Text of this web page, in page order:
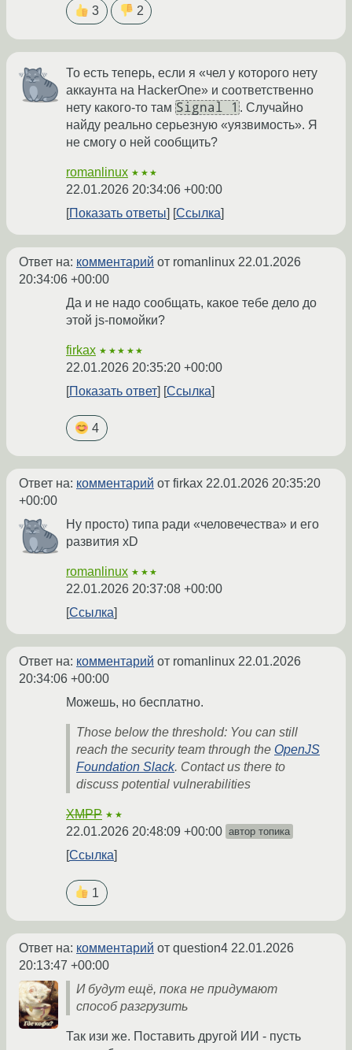
3 2
То есть теперь, если я «чел у которого нету
аккаунта на HackerOne» и соответственно
нету какого-то там Signal 1 . Случайно
найду реально серьезную «уязвимость». Я
не смогу о ней сообщить?
romanlinux ★★★
22.01.2026 20:34:06 +00:00
Показать ответы
Ссылка
Ответ на: комментарий от romanlinux 22.01.2026
20:34:06 +00:00
Да и не надо сообщать, какое тебе дело до
этой js-помойки?
firkax ★★★★★
22.01.2026 20:35:20 +00:00
Показать ответ
Ссылка
4
Ответ на: комментарий от firkax 22.01.2026 20:35:20
+00:00
Ну просто) типа ради «человечества» и его
развития xD
romanlinux ★★★
22.01.2026 20:37:08 +00:00
Ссылка
Ответ на: комментарий от romanlinux 22.01.2026
20:34:06 +00:00
Можешь, но бесплатно.
Those below the threshold: You can still
reach the security team through the OpenJS
Foundation Slack. Contact us there to
discuss potential vulnerabilities
XMPP ★★
22.01.2026 20:48:09 +00:00 автор топика
Ссылка
1
Ответ на: комментарий от question4 22.01.2026
20:13:47 +00:00
И будут ещё, пока не придумают
способ разгрузить
Так изи же. Поставить другой ИИ - пусть